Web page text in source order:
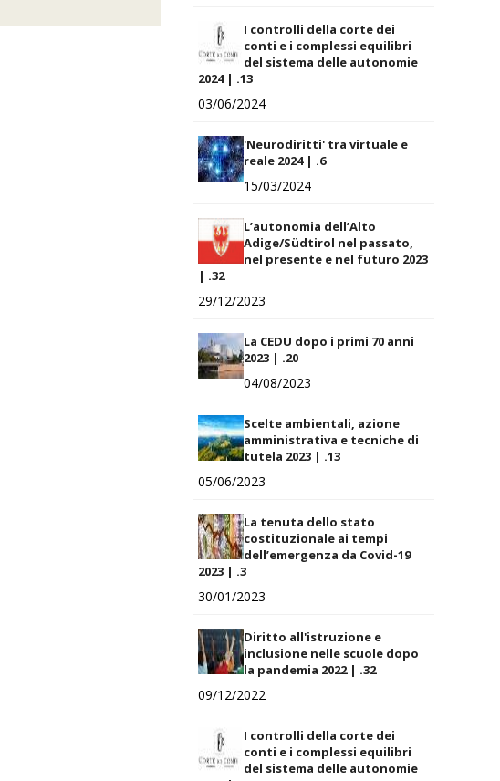
I controlli della corte dei
conti e i complessi equilibri
del sistema delle autonomie
2024 | .13
03/06/2024
'Neurodiritti' tra virtuale e
reale 2024 | .6
15/03/2024
L’autonomia dell’Alto
Adige/Südtirol nel passato,
nel presente e nel futuro 2023
| .32
29/12/2023
La CEDU dopo i primi 70 anni
2023 | .20
04/08/2023
Scelte ambientali, azione
amministrativa e tecniche di
tutela 2023 | .13
05/06/2023
La tenuta dello stato
costituzionale ai tempi
dell’emergenza da Covid-19
2023 | .3
30/01/2023
Diritto all'istruzione e
inclusione nelle scuole dopo
la pandemia 2022 | .32
09/12/2022
I controlli della corte dei
conti e i complessi equilibri
del sistema delle autonomie